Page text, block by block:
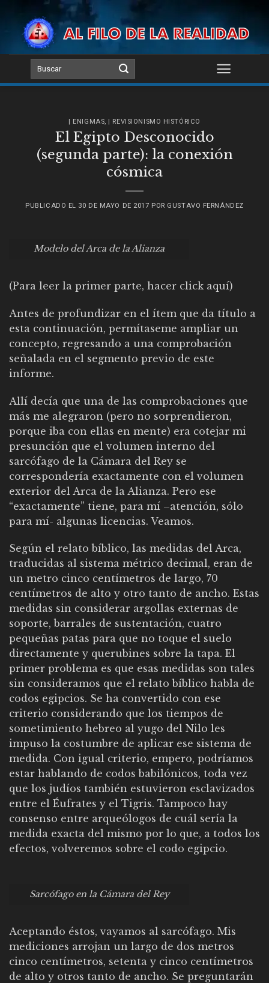
content
| ENIGMAS, | REVISIONISMO HISTÓRICO
El Egipto Desconocido
(segunda parte): la conexión
cósmica
PUBLICADO EL 30 DE MAYO DE 2017 POR GUSTAVO FERNÁNDEZ
Modelo del Arca de la Alianza
(Para leer la primer parte, hacer click aquí)
Antes de profundizar en el ítem que da título a
esta continuación, permítaseme ampliar un
concepto, regresando a una comprobación
señalada en el segmento previo de este
informe.
Allí decía que una de las comprobaciones que
más me alegraron (pero no sorprendieron,
porque iba con ellas en mente) era cotejar mi
presunción que el volumen interno del
sarcófago de la Cámara del Rey se
correspondería exactamente con el volumen
exterior del Arca de la Alianza. Pero ese
“exactamente” tiene, para mí –atención, sólo
para mí- algunas licencias. Veamos.
Según el relato bíblico, las medidas del Arca,
traducidas al sistema métrico decimal, eran de
un metro cinco centímetros de largo, 70
centímetros de alto y otro tanto de ancho. Estas
medidas sin considerar argollas externas de
soporte, barrales de sustentación, cuatro
pequeñas patas para que no toque el suelo
directamente y querubines sobre la tapa. El
primer problema es que esas medidas son tales
sin consideramos que el relato bíblico habla de
codos egipcios. Se ha convertido con ese
criterio considerando que los tiempos de
sometimiento hebreo al yugo del Nilo les
impuso la costumbre de aplicar ese sistema de
medida. Con igual criterio, empero, podríamos
estar hablando de codos babilónicos, toda vez
que los judíos también estuvieron esclavizados
entre el Éufrates y el Tigris. Tampoco hay
consenso entre arqueólogos de cuál sería la
medida exacta del mismo por lo que, a todos los
efectos, volveremos sobre el codo egipcio.
Sarcófago en la Cámara del Rey
Aceptando éstos, vayamos al sarcófago. Mis
mediciones arrojan un largo de dos metros
cinco centímetros, setenta y cinco centímetros
de alto y otros tanto de ancho. Se preguntarán